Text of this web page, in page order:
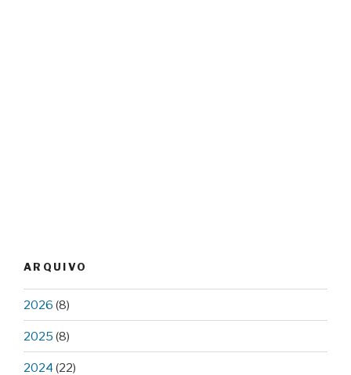
ARQUIVO
2026 (8)
2025 (8)
2024 (22)